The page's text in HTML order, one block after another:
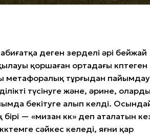
деген зерделі әрі бейжай
қоршаған ортадағы көптеген
метафоралық тұрғыдан
түсінуге және, әрине, оларды
бекітуге алып келді.
— «мизан көк» деп аталатын
сәйкес келеді, яғни қар